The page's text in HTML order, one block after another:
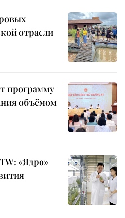
отрасли
программу
объёмом
«Ядро»